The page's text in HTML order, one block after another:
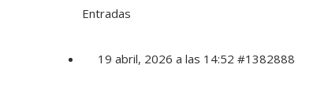
Entradas
19 abril, 2026 a las 14:52 #1382888